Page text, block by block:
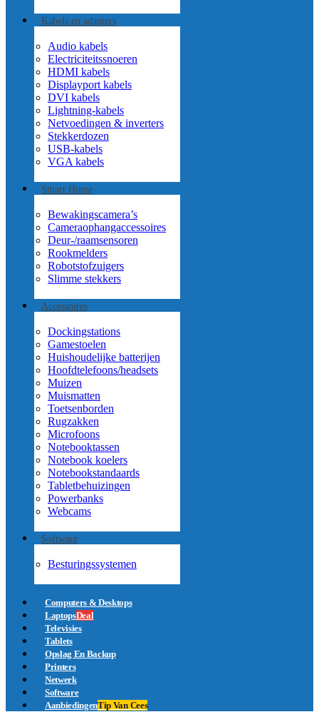
Kabels en adapters
Audio kabels
Electriciteitssnoeren
HDMI kabels
Displayport kabels
DVI kabels
Lightning-kabels
Netvoedingen & inverters
Stekkerdozen
USB-kabels
VGA kabels
Smart Home
Bewakingscamera’s
Cameraophangaccessoires
Deur-/raamsensoren
Rookmelders
Robotstofzuigers
Slimme stekkers
Accessoires
Dockingstations
Gamestoelen
Huishoudelijke batterijen
Hoofdtelefoons/headsets
Muizen
Muismatten
Toetsenborden
Rugzakken
Microfoons
Notebooktassen
Notebook koelers
Notebookstandaards
Tabletbehuizingen
Powerbanks
Webcams
Software
Besturingssystemen
Computers & Desktops
LaptopsDeal
Televisies
Tablets
Opslag En Backup
Printers
Netwerk
Software
AanbiedingenTip Van Cees